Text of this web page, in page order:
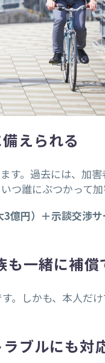
えられる
す。過去には、加
つ誰にぶつかって加
億円）＋示談交渉
も一緒に補償
。しかも、本人だけ
ブルにも対